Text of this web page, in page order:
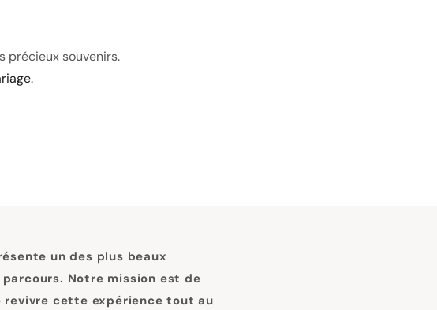
précieux souvenirs.
un des plus beaux
Notre mission est de
revivre cette expérience tout au